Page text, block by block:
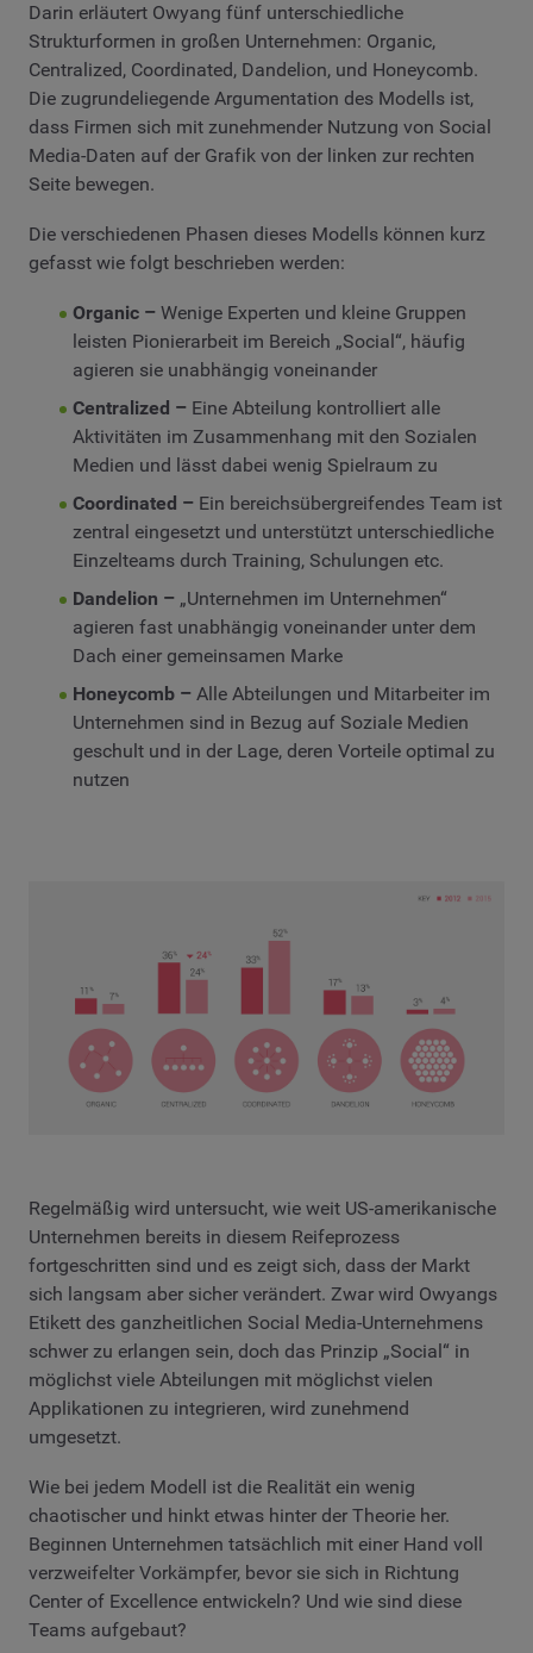
Darin erläutert Owyang fünf unterschiedliche
Strukturformen in großen Unternehmen: Organic,
Centralized, Coordinated, Dandelion, und Honeycomb.
Die zugrundeliegende Argumentation des Modells ist,
dass Firmen sich mit zunehmender Nutzung von Social
Media-Daten auf der Grafik von der linken zur rechten
Seite bewegen.
Die verschiedenen Phasen dieses Modells können kurz
gefasst wie folgt beschrieben werden:
Organic – Wenige Experten und kleine Gruppen
leisten Pionierarbeit im Bereich „Social“, häufig
agieren sie unabhängig voneinander
Centralized – Eine Abteilung kontrolliert alle
Aktivitäten im Zusammenhang mit den Sozialen
Medien und lässt dabei wenig Spielraum zu
Coordinated –Ein bereichsübergreifendes Team ist
zentral eingesetzt und unterstützt unterschiedliche
Einzelteams durch Training, Schulungen etc.
Dandelion –„Unternehmen im Unternehmen“
agieren fast unabhängig voneinander unter dem
Dach einer gemeinsamen Marke
Honeycomb – Alle Abteilungen und Mitarbeiter im
Unternehmen sind in Bezug auf Soziale Medien
geschult und in der Lage, deren Vorteile optimal zu
nutzen
Regelmäßig wird untersucht, wie weit US-amerikanische
Unternehmen bereits in diesem Reifeprozess
fortgeschritten sind und es zeigt sich, dass der Markt
sich langsam aber sicher verändert. Zwar wird Owyangs
Etikett des ganzheitlichen Social Media-Unternehmens
schwer zu erlangen sein, doch das Prinzip „Social“ in
möglichst viele Abteilungen mit möglichst vielen
Applikationen zu integrieren, wird zunehmend
umgesetzt.
Wie bei jedem Modell ist die Realität ein wenig
chaotischer und hinkt etwas hinter der Theorie her.
Beginnen Unternehmen tatsächlich mit einer Hand voll
verzweifelter Vorkämpfer, bevor sie sich in Richtung
Center of Excellence entwickeln? Und wie sind diese
Teams aufgebaut?